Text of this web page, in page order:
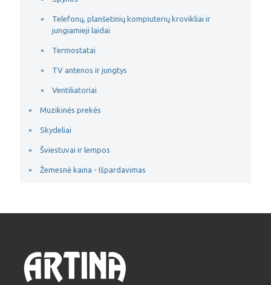
Telefonų, planšetinių kompiuterių krovikliai ir
jungiamieji laidai
Termostatai
TV antenos ir jungtys
Ventiliatoriai
Muzikinės prekės
Skydeliai
Šviestuvai ir lempos
Žemesnė kaina - Išpardavimas